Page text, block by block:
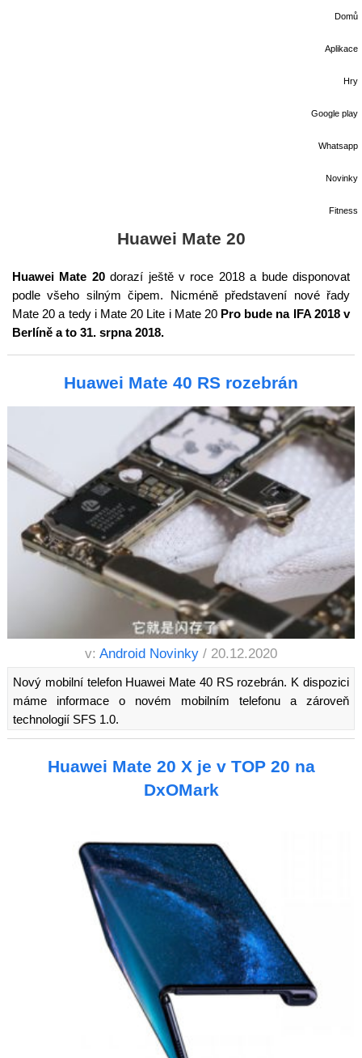
Domů
Aplikace
Hry
Google play
Whatsapp
Novinky
Fitness
Huawei Mate 20
Huawei Mate 20dorazí ještě v roce 2018 a bude disponovat
podle všeho silným čipem. Nicméně představení nové řady
Mate 20 a tedy i Mate 20 Lite i Mate 20 Pro bude na IFA 2018 v
Berlíně a to 31. srpna 2018.
Huawei Mate 40 RS rozebrán
v: Android Novinky / 20.12.2020
Nový mobilní telefon Huawei Mate 40 RS rozebrán. K dispozici
máme informace o novém mobilním telefonu a zároveň
technologií SFS 1.0.
Huawei Mate 20 X je v TOP 20 na
DxOMark